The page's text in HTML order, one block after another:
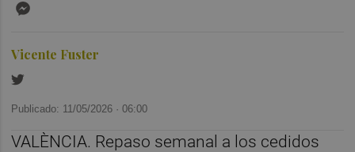
Vicente Fuster
Publicado: 11/05/2026 ·06:00
VALÈNCIA. Repaso semanal a los cedidos